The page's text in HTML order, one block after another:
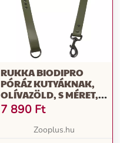
RUKKA BIODIPRO
PÓRÁZ KUTYÁKNAK,
OLÍVAZÖLD, S MÉRET, H
180CM, SZ 15MM
7 890 Ft
Zooplus.hu